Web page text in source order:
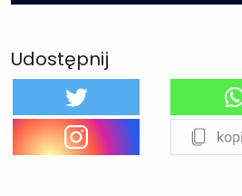
Udostępnij